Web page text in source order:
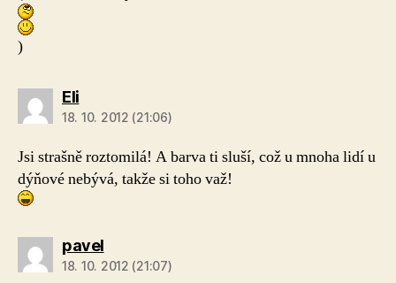
)
Eli
18. 10. 2012 (21:06)
Jsi strašně roztomilá! A barva ti sluší, což u mnoha lidí u
dýňové nebývá, takže si toho važ!
pavel
18. 10. 2012 (21:07)